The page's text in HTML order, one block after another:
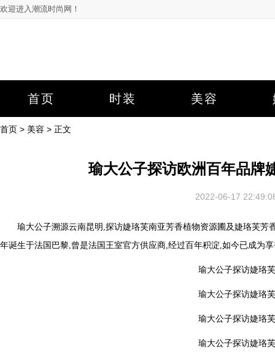
欢迎进入潮流时尚网！
首页 时装 美容
首页 > 美容 > 正文
瑜大公子探访欧洲百年品牌
2022-06-17
瑜大公子溯源云南昆明,探访婕珞芙南亚芳香植物资源圃及婕珞芙
年诞生于法国巴黎,曾是法国王室官方供应商,经过百年积淀,如今已成为
瑜大公子探访婕珞
瑜大公子探访婕珞
瑜大公子探访婕珞
瑜大公子探访婕珞